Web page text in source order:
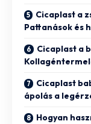
Cicaplast a
Pattanások és
Cicaplast a
Cicaplast
ápolás a
Hogyan